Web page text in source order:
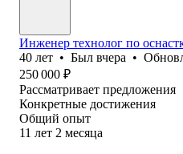
Инженер технолог по
40 лет • Был вчера •
250 000 ₽
Рассматривает предложения
Конкретные достижения
Общий опыт
11 лет 2 месяца